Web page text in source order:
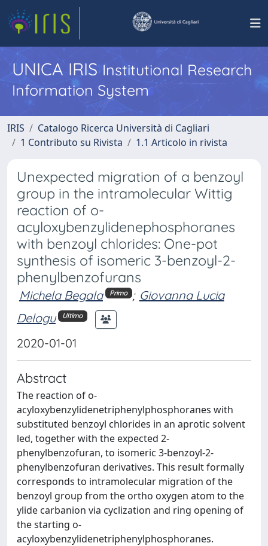
UNICA IRISInstitutional Research
Information System
IRIS
Catalogo Ricerca Università di Cagliari
1 Contributo su Rivista
1.1 Articolo in rivista
Unexpected migration of a benzoyl
group in the intramolecular Wittig
reaction of o-
acyloxybenzylidenephosphoranes
with benzoyl chlorides: One-pot
synthesis of isomeric 3-benzoyl-2-
phenylbenzofurans
Michela Begala Primo ; Giovanna Lucia
Delogu
Ultimo
2020-01-01
Abstract
The reaction of o-
acyloxybenzylidenetriphenylphosphoranes with
substituted benzoyl chlorides in an aprotic solvent
led, together with the expected 2-
phenylbenzofuran, to isomeric 3-benzoyl-2-
phenylbenzofuran derivatives. This result formally
corresponds to intramolecular migration of the
benzoyl group from the ortho oxygen atom to the
ylide carbanion via cyclization and ring opening of
the starting o-
acyloxybenzylidenetriphenylphosphoranes.